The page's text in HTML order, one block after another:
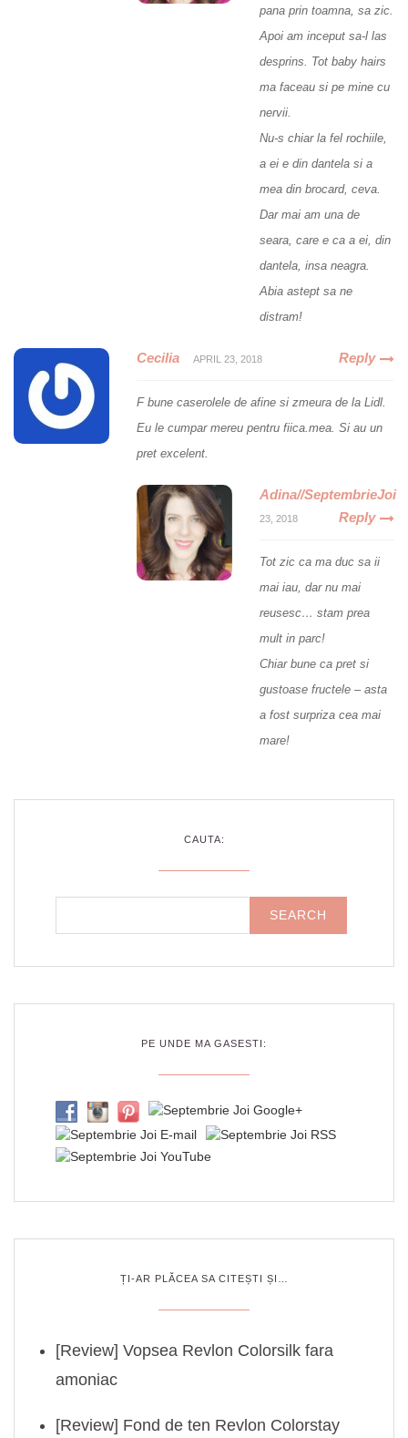
pana prin toamna, sa zic.
Apoi am inceput sa-l las
desprins. Tot baby hairs
ma faceau si pe mine cu
nervii.
Nu-s chiar la fel rochiile,
a ei e din dantela si a
mea din brocard, ceva.
Dar mai am una de
seara, care e ca a ei, din
dantela, insa neagra.
Abia astept sa ne
distram!
Cecilia APRIL 23, 2018 Reply
F bune caserolele de afine si zmeura de la Lidl.
Eu le cumpar mereu pentru fiica.mea. Si au un
pret excelent.
Adina//SeptembrieJoi
23, 2018 Reply
Tot zic ca ma duc sa ii
mai iau, dar nu mai
reusesc… stam prea
mult in parc!
Chiar bune ca pret si
gustoase fructele – asta
a fost surpriza cea mai
mare!
CAUTA:
PE UNDE MA GASESTI:
ȚI-AR PLĂCEA SA CITEȘTI ȘI…
[Review] Vopsea Revlon Colorsilk fara
amoniac
[Review] Fond de ten Revlon Colorstay